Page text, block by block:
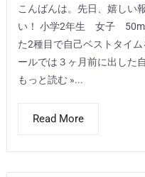
こんばんは。先日、嬉しい
い！ 小学2年生 女子 50m
た2種目で自己ベストタイ
ールでは３ヶ月前に出した
もっと読む »...
Read More